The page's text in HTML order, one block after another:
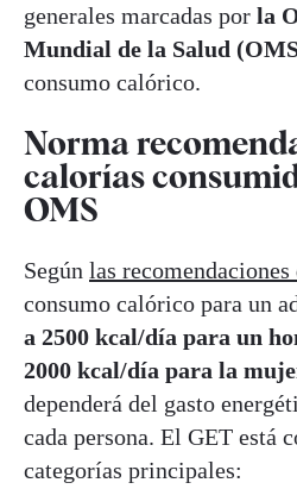
generales marcadas por la
Mundial de la Salud
consumo calórico.
Norma
calorías
OMS
Según las
consumo calórico para un
a 2500 kcal/día para un
2000 kcal/día para la
dependerá del gasto
cada persona. El GET está
categorías principales: